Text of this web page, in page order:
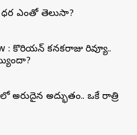
ధర ఎంతో తెలుసా?
: కొరియన్ కనకరాజు రివ్యూ..
అరుదైన అద్భుతం.. ఒకే రాత్రి